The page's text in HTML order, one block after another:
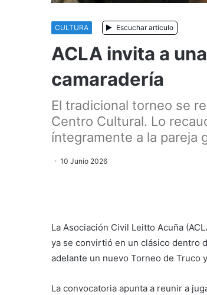
CULTURA Escuchar artículo
ACLA invita a
camaradería
El tradicional torneo se
Centro Cultural. Lo
íntegramente a la pareja
10 Junio 2026
La Asociación Civil Leitto Acuña
ya se convirtió en un clásico dentro
adelante un nuevo Torneo de Truco
La convocatoria apunta a reunir a